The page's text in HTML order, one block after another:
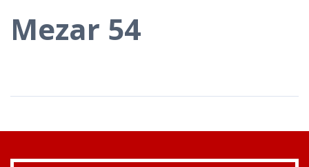
Mezar 54